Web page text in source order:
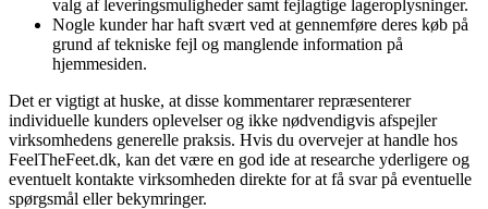
valg af leveringsmuligheder samt fejlagtige lageroplysninger.
Nogle kunder har haft svært ved at gennemføre deres køb på
grund af tekniske fejl og manglende information på
hjemmesiden.
Det er vigtigt at huske, at disse kommentarer repræsenterer
individuelle kunders oplevelser og ikke nødvendigvis afspejler
virksomhedens generelle praksis. Hvis du overvejer at handle hos
FeelTheFeet.dk, kan det være en god ide at researche yderligere og
eventuelt kontakte virksomheden direkte for at få svar på eventuelle
spørgsmål eller bekymringer.